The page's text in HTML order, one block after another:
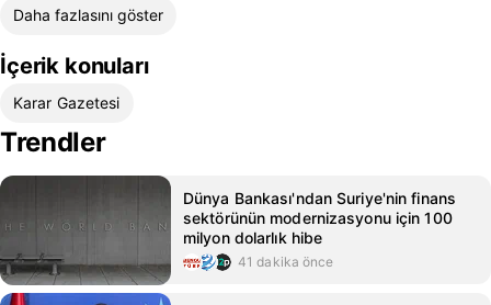
Daha fazlasını göster
İçerik konuları
Karar Gazetesi
Trendler
Dünya Bankası'ndan Suriye'nin finans
sektörünün modernizasyonu için 100
milyon dolarlık hibe
41 dakika önce